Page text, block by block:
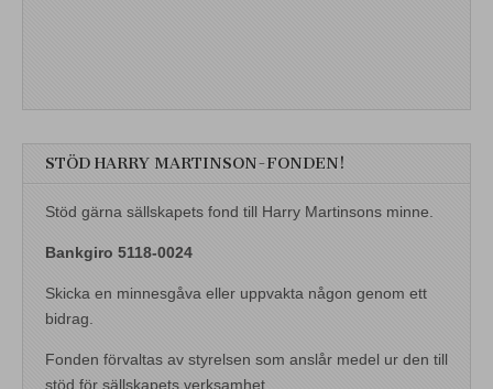
STÖD HARRY MARTINSON-FONDEN!
Stöd gärna sällskapets fond till Harry Martinsons minne.
Bankgiro 5118-0024
Skicka en minnesgåva eller uppvakta någon genom ett
bidrag.
Fonden förvaltas av styrelsen som anslår medel ur den till
stöd för sällskapets verksamhet.